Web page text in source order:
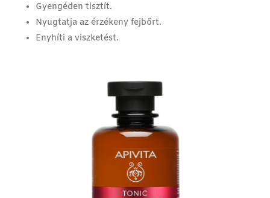
Gyengéden tisztít.
Nyugtatja az érzékeny fejbőrt.
Enyhíti a viszketést.